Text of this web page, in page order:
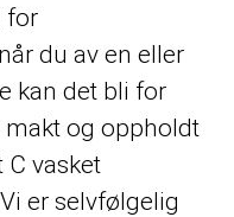
for
du av en eller
kan det bli for
og oppholdt
C vasket
er selvfølgelig